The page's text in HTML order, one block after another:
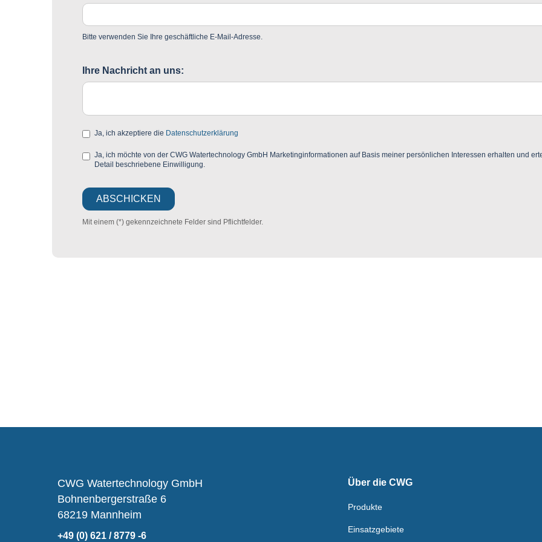
Bitte verwenden Sie Ihre geschäftliche E-Mail-Adresse.
Ihre Nachricht an uns:
Ja, ich akzeptiere die Datenschutzerklärung
Ja, ich möchte von der CWG Watertechnology GmbH Marketinginformationen auf Basis meiner persönlichen Interessen erhalten und
Detail beschriebene Einwilligung.
Mit einem (*) gekennzeichnete Felder sind Pflichtfelder.
CWG Watertechnology GmbH
Bohnenbergerstraße 6
68219 Mannheim
+49 (0) 621 / 8779 -6
Über die CWG
Produkte
Einsatzgebiete